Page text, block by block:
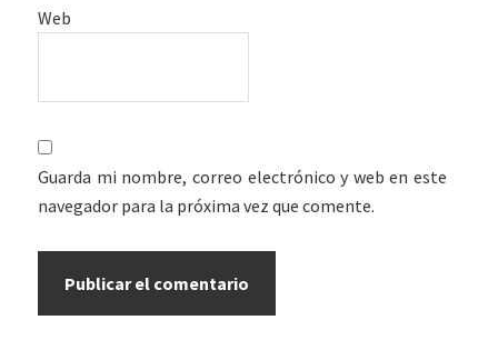
Web
Guarda mi nombre, correo electrónico y web en este
navegador para la próxima vez que comente.